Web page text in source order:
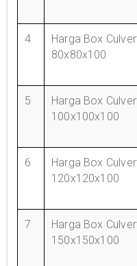
4
Harga Box
80x80x100
5
Harga Box
100x100x100
6
Harga Box
120x120x100
7
Harga Box
150x150x100